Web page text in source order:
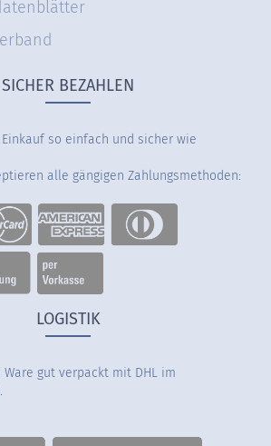
SICHER BEZAHLEN
so einfach und sicher wie
alle gängigen Zahlungsmethoden:
LOGISTIK
gut verpackt mit DHL im